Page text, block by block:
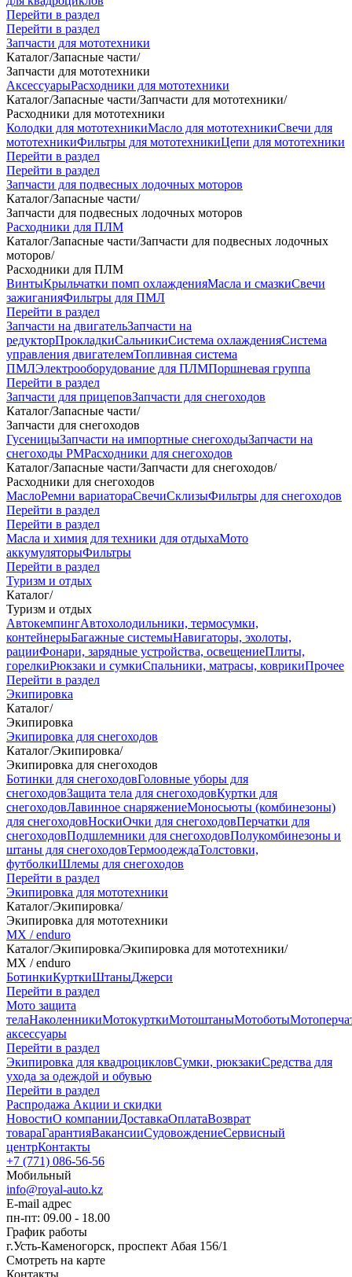
Перейти в раздел
Перейти в раздел
Запчасти для мототехники
Каталог/Запасные части/
Запчасти для мототехники
АксессуарыРасходники для мототехники
Каталог/Запасные части/Запчасти для мототехники/
Расходники для мототехники
Колодки для мототехникиМасло для мототехникиСвечи для
мототехникиФильтры для мототехникиЦепи для мототехники
Перейти в раздел
Перейти в раздел
Запчасти для подвесных лодочных моторов
Каталог/Запасные части/
Запчасти для подвесных лодочных моторов
Расходники для ПЛМ
Каталог/Запасные части/Запчасти для подвесных лодочных
моторов/
Расходники для ПЛМ
ВинтыКрыльчатки помп охлажденияМасла и смазкиСвечи
зажиганияФильтры для ПМЛ
Перейти в раздел
Запчасти на двигательЗапчасти на
редукторПрокладкиСальникиСистема охлажденияСистема
управления двигателемТопливная система
ПМЛЭлектрооборудование для ПЛМПоршневая группа
Перейти в раздел
Запчасти для прицеповЗапчасти для снегоходов
Каталог/Запасные части/
Запчасти для снегоходов
ГусеницыЗапчасти на импортные снегоходыЗапчасти на
снегоходы РМРасходники для снегоходов
Каталог/Запасные части/Запчасти для снегоходов/
Расходники для снегоходов
МаслоРемни вариатораСвечиСклизыФильтры для снегоходов
Перейти в раздел
Перейти в раздел
Масла и химия для техники для отдыхаМото
аккумуляторыФильтры
Перейти в раздел
Туризм и отдых
Каталог/
Туризм и отдых
АвтокемпингАвтохолодильники, термосумки,
контейнерыБагажные системыНавигаторы, эхолоты,
рацииФонари, зарядные устройства, освещениеПлиты,
горелкиРюкзаки и сумкиСпальники, матрасы, коврикиПрочее
Перейти в раздел
Экипировка
Каталог/
Экипировка
Экипировка для снегоходов
Каталог/Экипировка/
Экипировка для снегоходов
Ботинки для снегоходовГоловные уборы для
снегоходовЗащита тела для снегоходовКуртки для
снегоходовЛавинное снаряжениеМоносьюты (комбинезоны)
для снегоходовНоскиОчки для снегоходовПерчатки для
снегоходовПодшлемники для снегоходовПолукомбинезоны и
штаны для снегоходовТермоодеждаТолстовки,
футболкиШлемы для снегоходов
Перейти в раздел
Экипировка для мототехники
Каталог/Экипировка/
Экипировка для мототехники
MX / enduro
Каталог/Экипировка/Экипировка для мототехники/
MX / enduro
БотинкиКурткиШтаныДжерси
Перейти в раздел
Мото защита
телаНаколенникиМотокурткиМотоштаныМотоботы
аксессуары
Перейти в раздел
Экипировка для квадроцикловСумки, рюкзакиСредства для
ухода за одеждой и обувью
Перейти в раздел
Распродажа Акции и скидки
НовостиО компанииДоставкаОплатаВозврат
товараГарантияВакансииСудовождениеСервисный
центрКонтакты
+7 (771) 086-56-56
Мобильный
info@royal-auto.kz
E-mail адрес
пн-пт: 09.00 - 18.00
График работы
г.Усть-Каменогорск, проспект Абая 156/1
Смотреть на карте
Контакты